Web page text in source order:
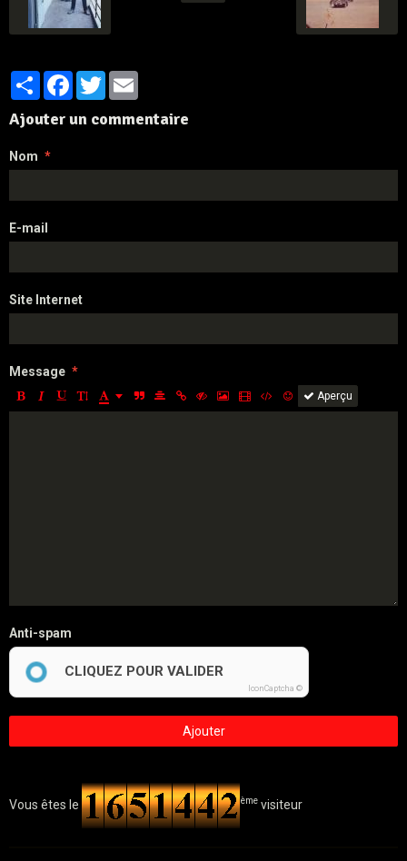
PartagerFacebook
Twitter
Ajouter un commentaire
Nom
E-mail
Site Internet
Message
Aperçu
Anti-spam
CLIQUEZ POUR VALIDER
IconCaptcha ©
Ajouter
Vous êtes le ème visiteur